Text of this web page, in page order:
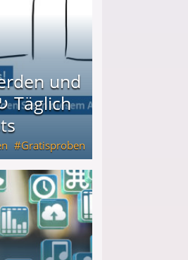
und
Täglich
Gratisproben